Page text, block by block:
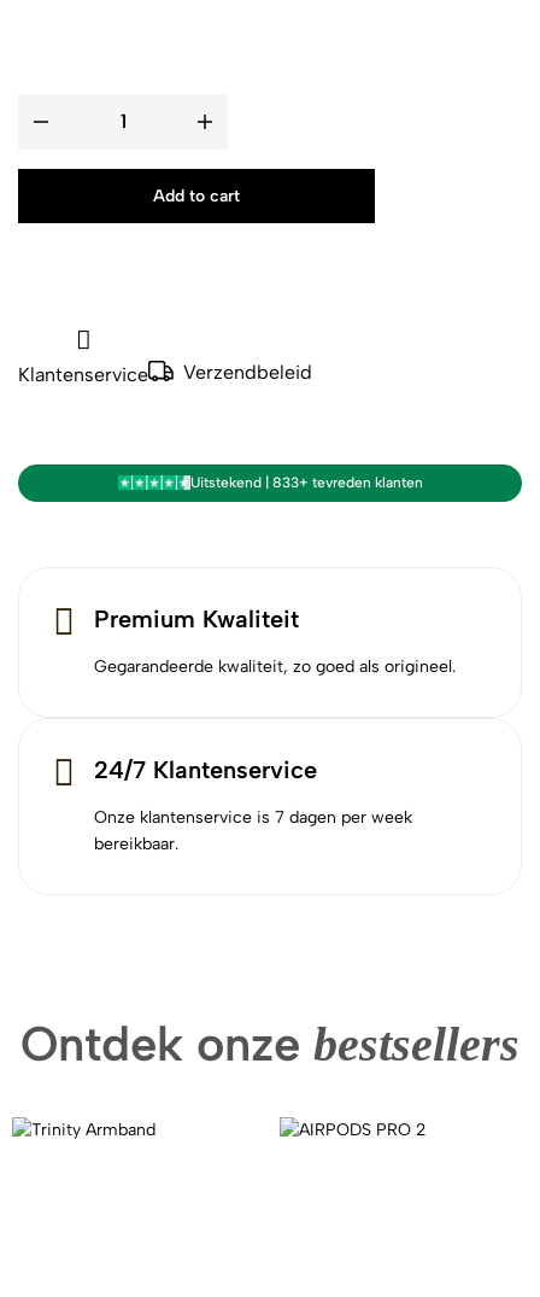
Add to cart
Klantenservice Verzendbeleid
Uitstekend | 833+ tevreden klanten
Premium Kwaliteit
Gegarandeerde kwaliteit, zo goed als origineel.
24/7 Klantenservice
Onze klantenservice is 7 dagen per week
bereikbaar.
Ontdek onze bestsellers